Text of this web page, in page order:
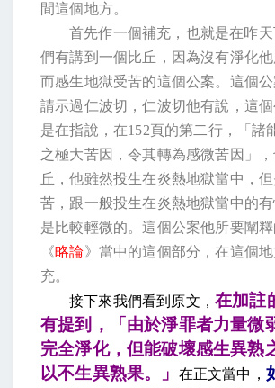
間這個地方。
首先作一個補充，也就是在昨
們有講到一個比丘，因為沒有淨化他
而感生地獄受苦的這個公案。這個
請示過仁波切，仁波切他有說，這
是在指說，在152頁的第二行，「諸
之極大苦因，令其轉為感微苦因」
丘，他雖然投生在炎熱地獄當中，
苦，跟一般投生在炎熱地獄當中的有
是比較輕微的。這個公案他所要闡
《略論》當中的這個部分，在這個
充。
接下來我們看到原文，在加註
有提到，「由於淨罪者力量微
完全淨化，但能破壞感生異熟
以不生異熟果。」
在正文當中，